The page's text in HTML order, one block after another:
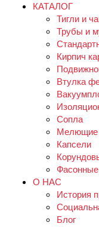
КАТАЛОГ
Тигли и
Трубы и
Кирпич
Втулка
Сопла
Мелющие
Капсели
Фасонные
О НАС
История
Блог